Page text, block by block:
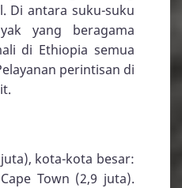
Di antara suku-suku
yang beragama
di Ethiopia semua
perintisan di
kota-kota besar:
Town (2,9 juta).